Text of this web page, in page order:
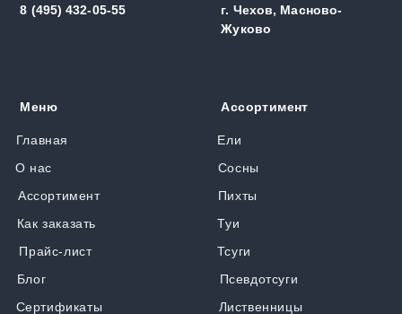
8 (495) 432-05-55
г. Чехов, Масново-
Жуково
Главная
Меню
О нас
Ассортимент
Как заказать
Прайс-лист
Ели
Ассортимент
Сосны
Пихты
Туи
Тсуги
Псевдотсуги
Лиственницы
Блог
Сертификаты